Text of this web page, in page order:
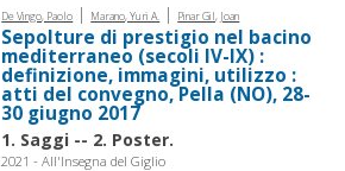
De Vingo, Paolo | Marano, Yuri A. | Pinar Gil, Joan
Sepolture di prestigio nel bacino
mediterraneo (secoli IV-IX) :
definizione, immagini, utilizzo :
atti del convegno, Pella (NO), 28-
30 giugno 2017
1. Saggi -- 2. Poster.
2021 - All'Insegna del Giglio